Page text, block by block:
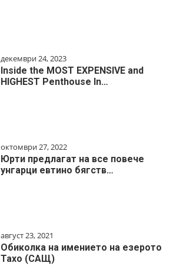
декември 24, 2023
Inside the MOST EXPENSIVE and
HIGHEST Penthouse In…
октомври 27, 2022
Юрти предлагат на все повече
унгарци евтино бягств…
август 23, 2021
Обиколка на имението на езерото
Тахо (САЩ)